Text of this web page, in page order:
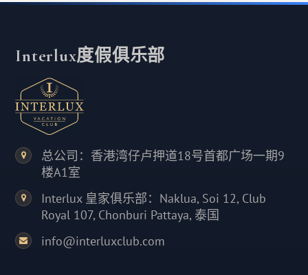
Interlux度假俱乐部
总公司：香港湾仔卢押道18号首都广场一期9
楼A1室
Interlux 皇家俱乐部：Naklua, Soi 12, Club
Royal 107, Chonburi Pattaya, 泰国
info@interluxclub.com